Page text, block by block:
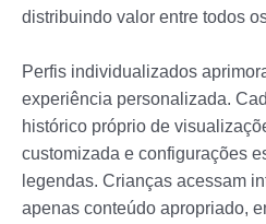
distribuindo valor entre todos
Perfis individualizados
experiência personalizada.
histórico próprio de
customizada e configurações
legendas. Crianças acessam
apenas conteúdo apropriado,